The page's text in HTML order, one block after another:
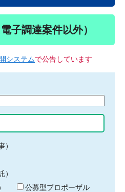
子調達案件以外）
システムで公告しています
）
）
公募型プロポーザル